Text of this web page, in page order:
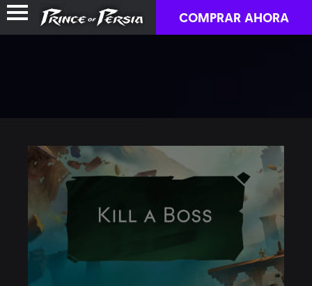
KIT PARA FANS
NOTICIAS
COMUNIDAD
COMPRAR AHORA